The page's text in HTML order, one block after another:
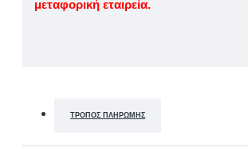
μεταφορική εταιρεία.
ΤΡΌΠΟΣ ΠΛΗΡΩΜΉΣ